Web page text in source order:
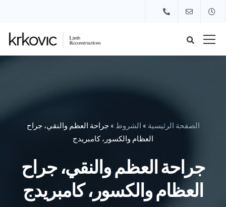
الصفحة الرئيسية » الشروط »جراحة العظم والنقي، جراح
العظام والكسور، كامبريدج
جراحة العظم والنقي، جراح
العظام والكسور، كامبريدج